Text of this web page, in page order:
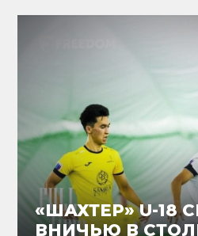
«ШАХТЕР» U-18
ВНИЧЬЮ В